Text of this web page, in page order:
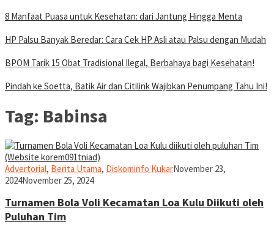
8 Manfaat Puasa untuk Kesehatan: dari Jantung Hingga Menta
HP Palsu Banyak Beredar: Cara Cek HP Asli atau Palsu dengan Mudah
BPOM Tarik 15 Obat Tradisional Ilegal, Berbahaya bagi Kesehatan!
Pindah ke Soetta, Batik Air dan Citilink Wajibkan Penumpang Tahu Ini!
Tag: Babinsa
Advertorial, Berita Utama, Diskominfo KukarLiputan
November 23,
2024November 25, 2024
Turnamen Bola Voli Kecamatan Loa Kulu Diikuti oleh
Puluhan Tim